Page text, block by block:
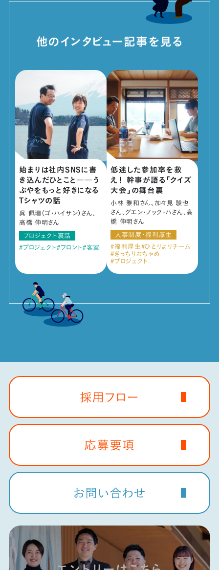
他のインタビュー記事を見る
始まりは社内SNSに書
き込んだひとこと――う
ぶやをもっと好きになる
Tシャツの話
呉 佩珊（ゴ・ハイサン）さん、
高橋 伸明さん
プロジェクト裏話
プロジェクト
フロント 客室
低迷した参加率を救
え！ 幹事が語る「クイズ
大会」の舞台裏
小林 雅和さん、加々見 駿也
さん、グエン・ノック・ハさん、高
橋 伸明さん
人事制度・福利厚生
福利厚生
ひとりよりチーム
きっちりおちゃめ
プロジェクト
採用フロー
応募要項
お問い合わせ